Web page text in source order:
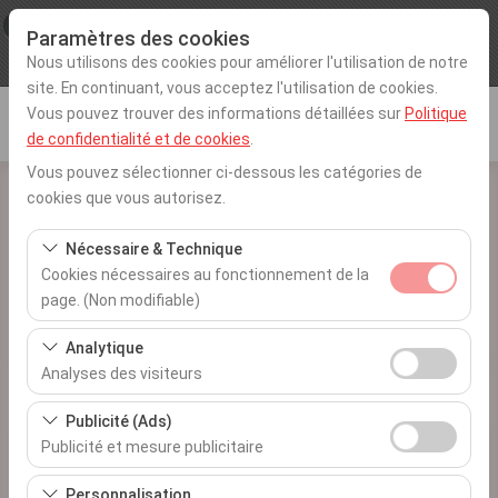
× Procar
www.procarotokiralama.com
Libre - In Google Play
Paramètres des cookies
Nous utilisons des cookies pour améliorer l'utilisation de notre
site. En continuant, vous acceptez l'utilisation de cookies.
Vous pouvez trouver des informations détaillées sur Politique
de confidentialité et de cookies
Vous pouvez sélectionner ci-dessous les catégories de
cookies que vous autorisez.
Nécessaire & Technique
Cookies nécessaires au fonctionnement de la
page. (Non modifiable)
Ces cookies sont nécessaires au bon fonctionnement
du site, à la sécurité, à la gestion des sessions et aux
fonctionnalités de base. Ils ne peuvent pas être
désactivés.
Analytique
Analyses des visiteurs
Ces cookies nous permettent d’analyser la manière
dont notre site est utilisé (nombre de visiteurs, pages
les plus consultées, comportements des utilisateurs).
Ces données sont utilisées pour mesurer les
Publicité (Ads)
Publicité et mesure publicitaire
Ces cookies nous permettent d’afficher des publicités
Home Fleet Leasing
Fleet Leasing